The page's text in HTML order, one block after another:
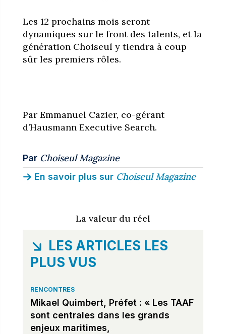
Les 12 prochains mois seront
dynamiques sur le front des talents, et la
génération Choiseul y tiendra à coup
sûr les premiers rôles.
Par Emmanuel Cazier, co-gérant
d’Hausmann Executive Search.
Par Choiseul Magazine
En savoir plus sur Choiseul Magazine
La valeur du réel
LES ARTICLES LES
PLUS VUS
RENCONTRES
Mikael Quimbert, Préfet : « Les TAAF
sont centrales dans les grands
enjeux maritimes,